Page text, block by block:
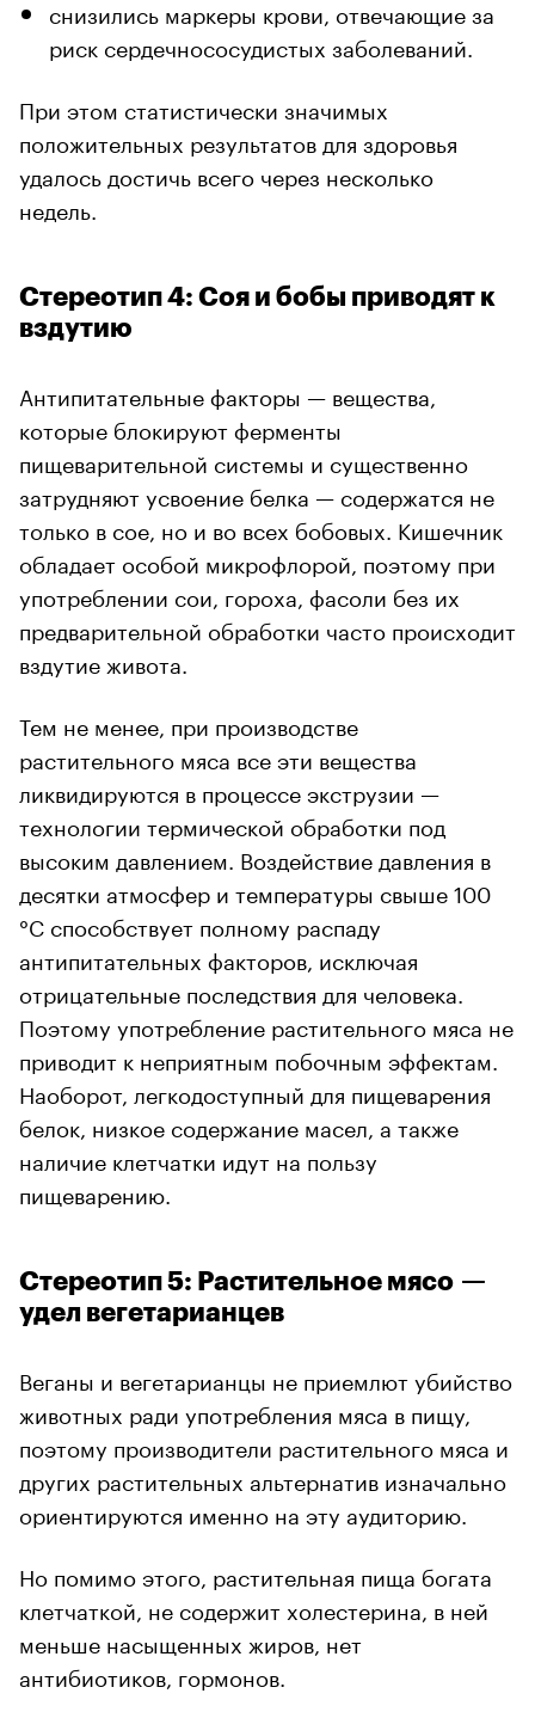
снизились маркеры крови, отвечающие за
риск сердечнососудистых заболеваний.
При этом статистически значимых
положительных результатов для здоровья
удалось достичь всего через несколько
недель.
Стереотип 4: Соя и бобы приводят к
вздутию
Антипитательные факторы — вещества,
которые блокируют ферменты
пищеварительной системы и существенно
затрудняют усвоение белка — содержатся не
только в сое, но и во всех бобовых. Кишечник
обладает особой микрофлорой, поэтому при
употреблении сои, гороха, фасоли без их
предварительной обработки часто происходит
вздутие живота.
Тем не менее, при производстве
растительного мяса все эти вещества
ликвидируются в процессе экструзии —
технологии термической обработки под
высоким давлением. Воздействие давления в
десятки атмосфер и температуры свыше 100
°C способствует полному распаду
антипитательных факторов, исключая
отрицательные последствия для человека.
Поэтому употребление растительного мяса не
приводит к неприятным побочным эффектам.
Наоборот, легкодоступный для пищеварения
белок, низкое содержание масел, а также
наличие клетчатки идут на пользу
пищеварению.
Стереотип 5: Растительное мясо —
удел вегетарианцев
Веганы и вегетарианцы не приемлют убийство
животных ради употребления мяса в пищу,
поэтому производители растительного мяса и
других растительных альтернатив изначально
ориентируются именно на эту аудиторию.
Но помимо этого, растительная пища богата
клетчаткой, не содержит холестерина, в ней
меньше насыщенных жиров, нет
антибиотиков, гормонов.